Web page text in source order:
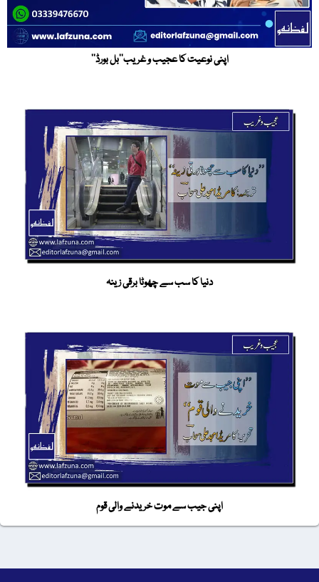
اپنی نوعیت کا عجیب و غریب’’بل بورڈ‘‘
دنیا کا سب سے چھوٹا برقی زینہ
اپنی جیب سے موت خریدنے والی قوم